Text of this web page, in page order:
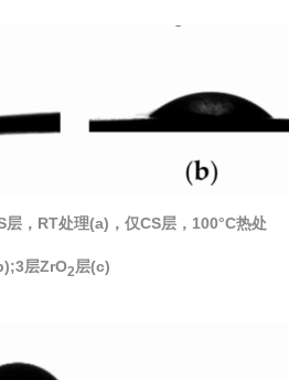
层，RT处理(a)，仅CS层，100°C热处
层ZrO2层(c)